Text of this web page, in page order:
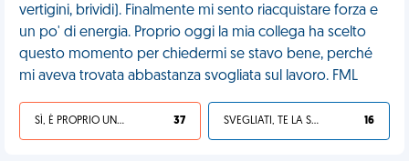
vertigini, brividi). Finalmente mi sento riacquistare forza e
un po' di energia. Proprio oggi la mia collega ha scelto
questo momento per chiedermi se stavo bene, perché
mi aveva trovata abbastanza svogliata sul lavoro. FML
SÌ, È PROPRIO UNA VDM! 37 SVEGLIATI, TE LA SEI CERCATA! 16